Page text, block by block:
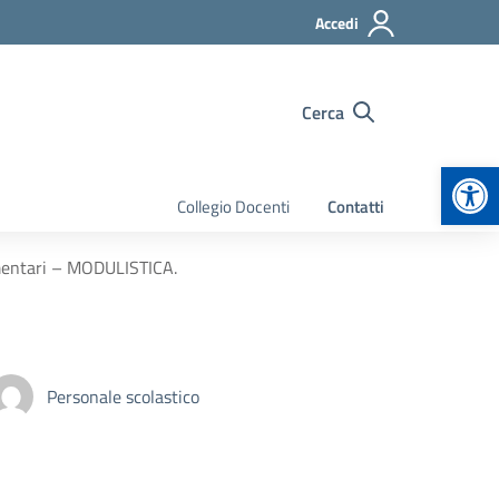
Accedi
Cerca
Collegio Docenti Contatti
– MODULISTICA.
Personale scolastico